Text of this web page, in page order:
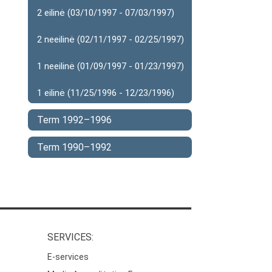
2 eilinė (03/10/1997 - 07/03/1997)
2 neeilinė (02/11/1997 - 02/25/1997)
1 neeilinė (01/09/1997 - 01/23/1997)
1 eilinė (11/25/1996 - 12/23/1996)
Term 1992–1996
Term 1990–1992
SERVICES:
E-services